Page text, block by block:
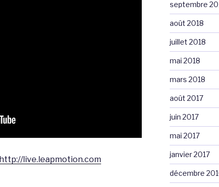
http://live.leapmotion.com
septembre
août 2018
juillet 2018
mai 2018
mars 2018
août 2017
juin 2017
mai 2017
janvier 2017
décembre